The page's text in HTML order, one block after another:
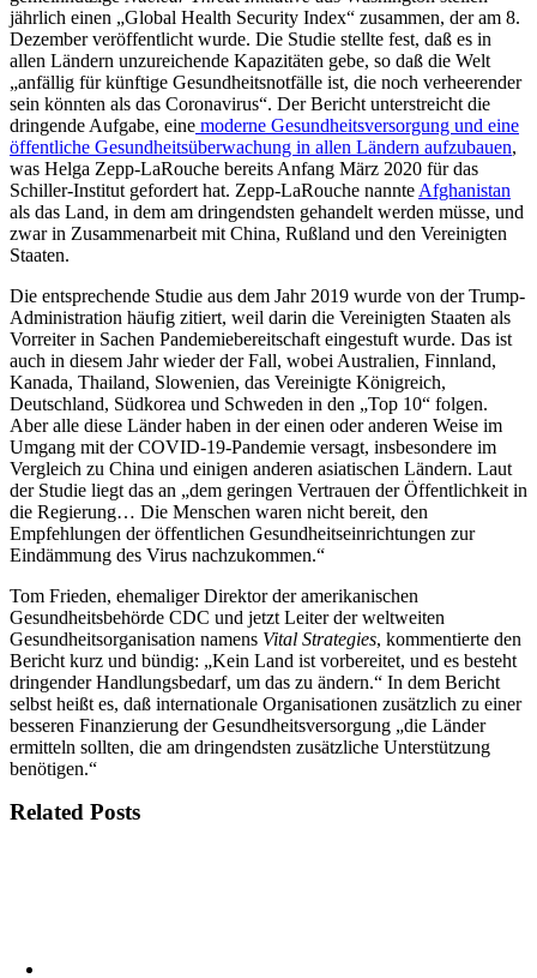
jährlich einen „Global Health Security Index“ zusammen, der am 8.
Dezember veröffentlicht wurde. Die Studie stellte fest, daß es in
allen Ländern unzureichende Kapazitäten gebe, so daß die Welt
„anfällig für künftige Gesundheitsnotfälle ist, die noch verheerender
sein könnten als das Coronavirus“. Der Bericht unterstreicht die
dringende Aufgabe, eine moderne Gesundheitsversorgung und eine
öffentliche Gesundheitsüberwachung in allen Ländern aufzubauen,
was Helga Zepp-LaRouche bereits Anfang März 2020 für das
Schiller-Institut gefordert hat. Zepp-LaRouche nannte Afghanistan
als das Land, in dem am dringendsten gehandelt werden müsse, und
zwar in Zusammenarbeit mit China, Rußland und den Vereinigten
Staaten.
Die entsprechende Studie aus dem Jahr 2019 wurde von der Trump-
Administration häufig zitiert, weil darin die Vereinigten Staaten als
Vorreiter in Sachen Pandemiebereitschaft eingestuft wurde. Das ist
auch in diesem Jahr wieder der Fall, wobei Australien, Finnland,
Kanada, Thailand, Slowenien, das Vereinigte Königreich,
Deutschland, Südkorea und Schweden in den „Top 10“ folgen.
Aber alle diese Länder haben in der einen oder anderen Weise im
Umgang mit der COVID-19-Pandemie versagt, insbesondere im
Vergleich zu China und einigen anderen asiatischen Ländern. Laut
der Studie liegt das an „dem geringen Vertrauen der Öffentlichkeit in
die Regierung… Die Menschen waren nicht bereit, den
Empfehlungen der öffentlichen Gesundheitseinrichtungen zur
Eindämmung des Virus nachzukommen.“
Tom Frieden, ehemaliger Direktor der amerikanischen
Gesundheitsbehörde CDC und jetzt Leiter der weltweiten
Gesundheitsorganisation namens Vital Strategies, kommentierte den
Bericht kurz und bündig: „Kein Land ist vorbereitet, und es besteht
dringender Handlungsbedarf, um das zu ändern.“ In dem Bericht
selbst heißt es, daß internationale Organisationen zusätzlich zu einer
besseren Finanzierung der Gesundheitsversorgung „die Länder
ermitteln sollten, die am dringendsten zusätzliche Unterstützung
benötigen.“
Related Posts